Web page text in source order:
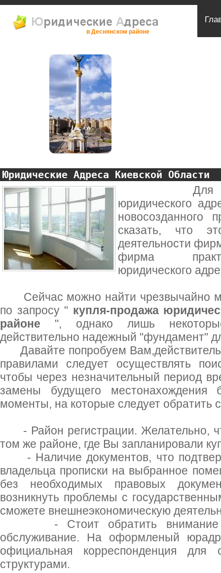
в Деснянском районе
Юридические Адреса Киевской Области
Для
юридического
новосозданного
сказать, что
деятельности
фирма
юридического
Сейчас можно найти чрезвычайно
по запросу " купля-продажа
районе ", однако лишь
действительно надежный "фундамент"
Давайте попробуем
правилами следует осуществлять
чтобы через незначительный период
замены будущего местонахождения
моменты, на которые следует обратить
- Район регистрации. Желательно,
том же районе, где Вы запланировали
- Наличие документов, что
владельца прописки на выбранное
без необходимых правовых
возникнуть проблемы с
сможете внешнеэкономическую
- Стоит обратить внимание и
обслуживание. На оформленый
официальная корреспонденция для
структурами.